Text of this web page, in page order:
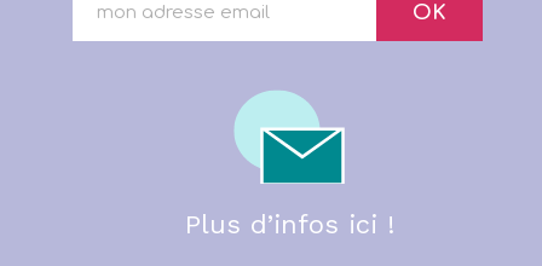
OK
Plus d’infos ici !